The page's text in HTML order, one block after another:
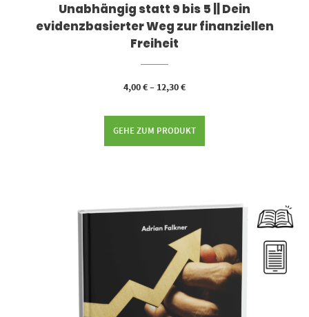
Unabhängig statt 9 bis 5 || Dein
evidenzbasierter Weg zur finanziellen
Freiheit
4,00€– 12,30€
GEHE ZUM PRODUKT